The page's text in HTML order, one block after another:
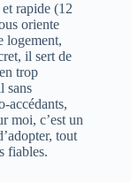
rapide (12
oriente
logement,
il sert de
trop
sans
moi, c’est un
tout
fiables.